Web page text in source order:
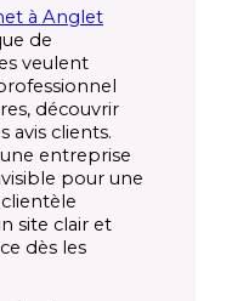
à Anglet
de
veulent
découvrir
avis clients.
entreprise
pour une
site clair et
dès les